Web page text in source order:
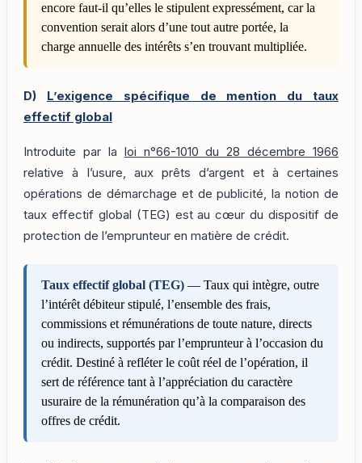
encore faut-il qu’elles le stipulent expressément, car la
convention serait alors d’une tout autre portée, la
charge annuelle des intérêts s’en trouvant multipliée.
D)
L’exigence spécifique de mention du taux
effectif global
Introduite par la loi n°66-1010 du 28 décembre 1966
relative à l’usure, aux prêts d’argent et à certaines
opérations de démarchage et de publicité, la notion de
taux effectif global (TEG) est au cœur du dispositif de
protection de l’emprunteur en matière de crédit.
Taux effectif global (TEG) — Taux qui intègre, outre
l’intérêt débiteur stipulé, l’ensemble des frais,
commissions et rémunérations de toute nature, directs
ou indirects, supportés par l’emprunteur à l’occasion du
crédit. Destiné à refléter le coût réel de l’opération, il
sert de référence tant à l’appréciation du caractère
usuraire de la rémunération qu’à la comparaison des
offres de crédit.